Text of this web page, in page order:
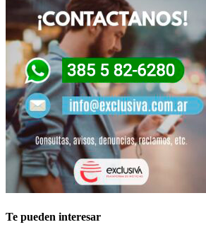
Te pueden interesar